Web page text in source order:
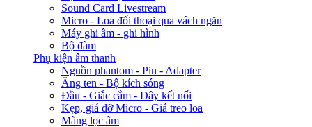
Sound Card Livestream
Micro - Loa đối thoại qua vách ngăn
Máy ghi âm - ghi hình
Bộ đàm
Phụ kiện âm thanh
Nguồn phantom - Pin - Adapter
Ăng ten - Bộ kích sóng
Đầu - Giắc cắm - Dây kết nối
Kẹp, giá đỡ Micro - Giá treo loa
Màng lọc âm